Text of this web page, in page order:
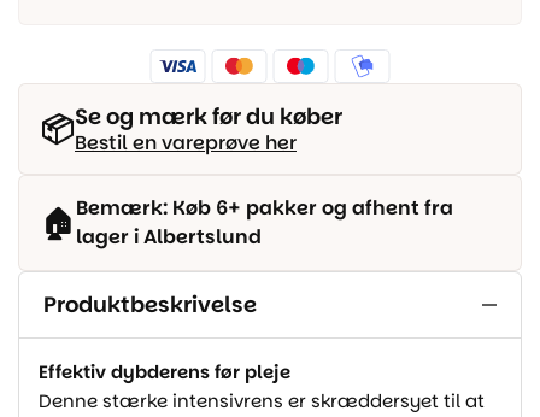
📦Se og mærk før du køber
Bestil en vareprøve her
🏠 Bemærk: Køb 6+ pakker og afhent fra
lager i Albertslund
Produktbeskrivelse
Effektiv dybderens før pleje
Denne stærke intensivrens er skræddersyet til at